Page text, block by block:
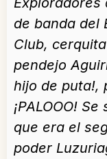
de banda del
Club,
pendejo
hijo de puta!,
¡PALOOO!
que era el
poder